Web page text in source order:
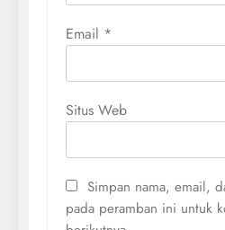
Email *
Situs Web
Simpan nama, email,
pada peramban ini untuk